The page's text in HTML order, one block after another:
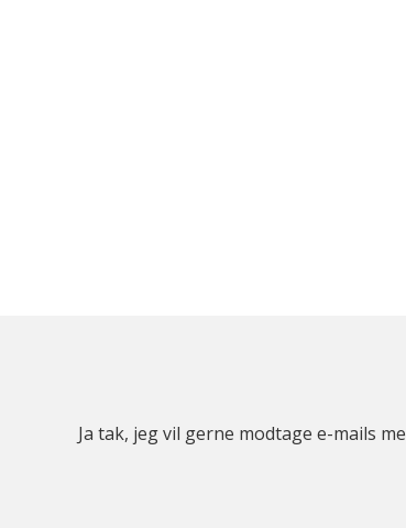
Ja tak, jeg vil gerne modtage e-mails